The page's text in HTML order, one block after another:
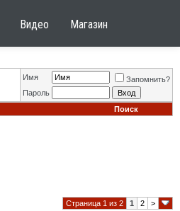
Видео Магазин
Имя
Запомнить?
Пароль
Поиск
Страница 1 из 2 1 2 >